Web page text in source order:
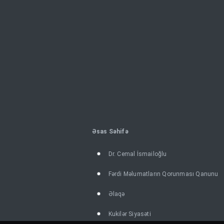
Əsas Səhifə
Dr. Cemal İsmailoğlu
Fərdi Məlumatların Qorunması Qanunu
Əlaqə
Kukilər Siyasəti